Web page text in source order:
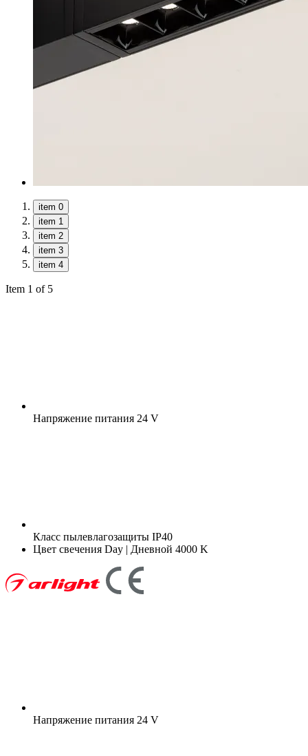
item 0
item 1
item 2
item 3
item 4
Item 1 of 5
Напряжение питания 24 V
Класс пылевлагозащиты IP40
Цвет свечения Day | Дневной 4000 K
Напряжение питания 24 V